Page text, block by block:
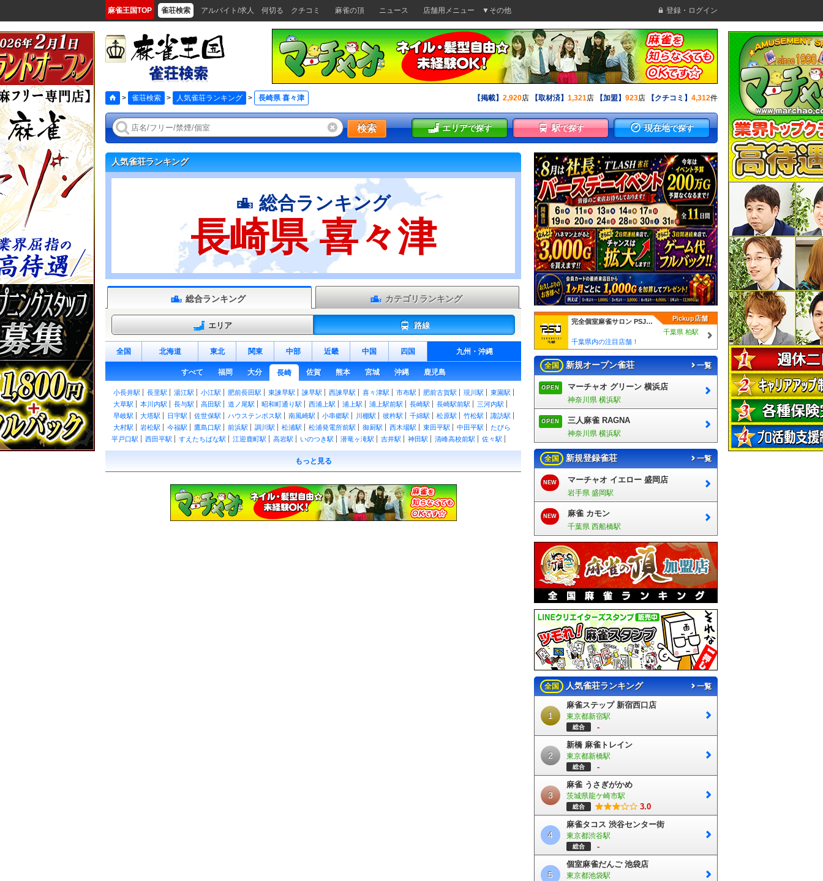
麻雀王国TOP 雀荘検索 アルバイト/求人 何切る クチコミ 麻雀の頂 ニュース 店舗用メニュー ▼その他 登録・ログイン
> 雀荘検索 > 人気雀荘ランキング > 長崎県 喜々津 【掲載】 2,920店 【取材済】 1,321店 【加盟】 923店 【クチコミ】 4,312件
検索 エリアで探す 駅で探す 現在地で探す
人気雀荘ランキング
総合ランキング
長崎県 喜々津
総合ランキング カテゴリランキング
エリア 路線
全国 北海道 東北 関東 中部 近畿 中国 四国 九州 ・ 沖縄
すべて 福岡 大分 長崎 佐賀 熊本 宮城 沖縄 鹿児島
小長井駅 長里駅 湯江駅 小江駅 肥前長田駅 東諫早駅 諫早駅 西諫早駅 喜々津駅 市布駅 肥前古賀駅 現川駅
東園駅
大草駅
本川内駅 長与駅 高田駅 道ノ尾駅 昭和町通り駅 西浦上駅 浦上駅 浦上駅前駅 長崎駅 長崎駅前駅
三河内駅
早岐駅
大塔駅 日宇駅 佐世保駅 ハウステンボス駅 南風崎駅 小串郷駅 川棚駅 彼杵駅 千綿駅 松原駅 竹松駅
諏訪駅
大村駅
岩松駅 今福駅 鷹島口駅 前浜駅 調川駅 松浦駅 松浦発電所前駅 御厨駅 西木場駅 東田平駅 中田平駅
たびら
平戸口駅
西田平駅 すえたちばな駅 江迎鹿町駅 高岩駅 いのつき駅 潜竜ヶ滝駅 吉井駅 神田駅 清峰高校前駅
佐々駅
小浦駅
真申駅 棚方駅 相浦駅 大学駅 上相浦駅 本山駅 中里駅 皆瀬駅 野中駅 左石駅 泉福寺駅 山の田駅
北佐世保
小野本町駅 干拓の里駅
駅
吾妻駅 古部駅 大正駅 西郷駅 神代町駅 多比良町駅 島鉄湯江駅 大三東駅 松尾町駅 三会駅 島原駅
島鉄本社前駅
島原外港駅 秩父が浦駅 安徳駅 瀬野深江駅 深江駅 布津新田駅 布津駅 堂崎駅 蒲河駅 有家駅
常光寺前駅 浦田観音駅 原城駅 有馬吉川駅 東大屋駅 口之津駅 白浜海水浴場前駅 加津佐駅
若葉町駅 長崎大学前駅 岩屋橋駅 浦上車庫前駅 大橋駅 松山町駅 浜口町駅 大学病院前駅
八千代町駅 五島町駅 大波止駅 出島駅 築町駅 西浜町駅 観光通り駅 思案橋駅 正覚寺下駅
もっと見る
Pickup店舗
完全個室麻雀サロン PSJ柏店
千葉県 柏駅
千葉県内の注目店舗！
全国 新規オープン雀荘 一覧
OPEN マーチャオ グリーン 横浜店
神奈川県 横浜駅
OPEN 三人麻雀 RAGNA
神奈川県 横浜駅
全国 新規登録雀荘 一覧
NEW マーチャオ イエロー 盛岡店
岩手県 盛岡駅
NEW 麻雀 カモン
千葉県 西船橋駅
全国 人気雀荘ランキング 一覧
1
麻雀ステップ 新宿西口店
東京都新宿駅
総合 -
2
新橋 麻雀トレイン
東京都新橋駅
総合 -
3
麻雀 うさぎがかめ
茨城県龍ケ崎市駅
総合 3.0
4
麻雀タコス 渋谷センター街
東京都渋谷駅
総合 -
5
個室麻雀だんご 池袋店
東京都池袋駅